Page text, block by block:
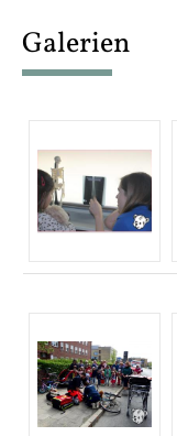
Galerien